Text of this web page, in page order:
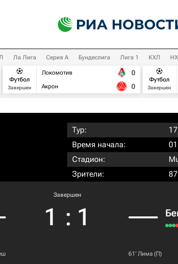
Ла Лига Серия А Бундеслига Лига 1 КХЛ
Футбол
Завершен
Локомотив
Акрон
0
0
Футбол
Завершен
Тур:
17
Время начала:
Стадион:
Зрители:
Завершен
1 : 1
61‎’‎ Лима (П)